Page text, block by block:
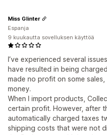
I’ve experienced several
have resulted in being
made no profit on some
money.
When I import products,
certain profit. However, after
automatically charged taxes
shipping costs that were not
Miss Glinter
Espanja
9 kuukautta sovelluksen käyttöä